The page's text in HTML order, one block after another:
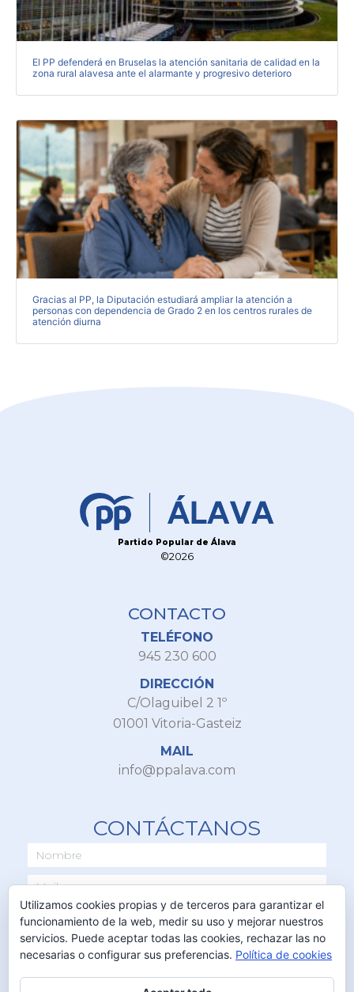
El PP defenderá en Bruselas la atención sanitaria de calidad en la
zona rural alavesa ante el alarmante y progresivo deterioro
Gracias al PP, la Diputación estudiará ampliar la atención a
personas con dependencia de Grado 2 en los centros rurales de
atención diurna
Partido Popular de Álava
©2026
CONTACTO
TELÉFONO
945 230 600
DIRECCIÓN
C/Olaguibel 2 1º
01001 Vitoria-Gasteiz
MAIL
info@ppalava.com
CONTÁCTANOS
Utilizamos cookies propias y de terceros para garantizar el
funcionamiento de la web, medir su uso y mejorar nuestros
servicios. Puede aceptar todas las cookies, rechazar las no
necesarias o configurar sus preferencias. Política de cookies